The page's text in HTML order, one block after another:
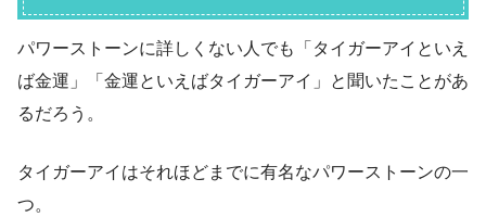
パワーストーンに詳しくない人でも「タイガーアイといえ
ば金運」「金運といえばタイガーアイ」と聞いたことがあ
るだろう。
タイガーアイはそれほどまでに有名なパワーストーンの一
つ。